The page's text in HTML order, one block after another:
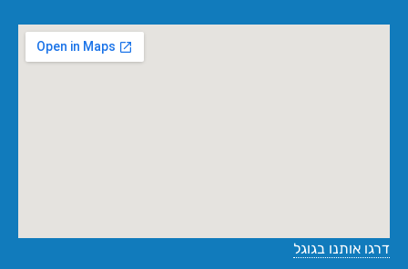
דרגו אותנו בגוגל